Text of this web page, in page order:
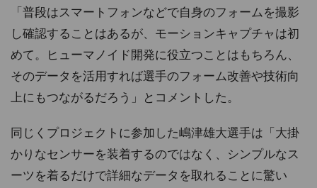
「普段はスマートフォンなどで自身のフォームを撮影
し確認することはあるが、モーションキャプチャは初
めて。ヒューマノイド開発に役立つことはもちろん、
そのデータを活用すれば選手のフォーム改善や技術向
上にもつながるだろう」とコメントした。
同じくプロジェクトに参加した嶋津雄大選手は「大掛
かりなセンサーを装着するのではなく、シンプルなス
ーツを着るだけで詳細なデータを取れることに驚い